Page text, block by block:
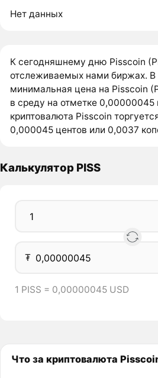
Нет данных
К сегодняшнему дню Pisscoin
отслеживаемых нами биржах. В
минимальная цена на Pisscoin
в среду на отметке 0,00000045
криптовалюта Pisscoin
0,000045 центов или 0,0037
Калькулятор PISS
₮
1 PISS = 0,00000045 USD
Что за криптовалюта